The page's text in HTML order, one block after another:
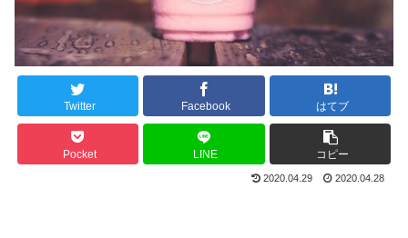
Twitter Facebook はてブ
Pocket LINE コピー
2020.04.29 2020.04.28